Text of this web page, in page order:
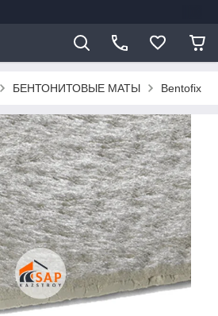
БЕНТОНИТОВЫЕ МАТЫ Bentofix